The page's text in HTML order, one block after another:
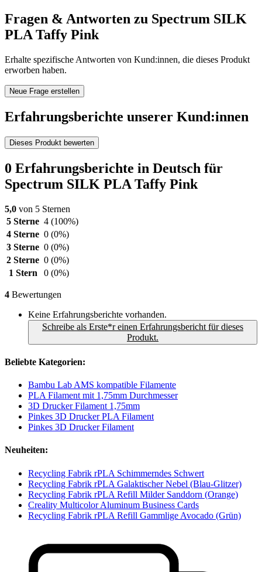
Fragen & Antworten zu Spectrum SILK
PLA Taffy Pink
Erhalte spezifische Antworten von Kund:innen, die dieses Produkt
erworben haben.
Neue Frage erstellen
Erfahrungsberichte unserer Kund:innen
Dieses Produkt bewerten
0 Erfahrungsberichte in Deutsch für
Spectrum SILK PLA Taffy Pink
5,0 von 5 Sternen
5 Sterne 4 (100%)
4 Sterne 0 (0%)
3 Sterne 0 (0%)
2 Sterne 0 (0%)
1 Stern
0 (0%)
4 Bewertungen
Keine Erfahrungsberichte vorhanden.
Schreibe als Erste*r einen Erfahrungsbericht für dieses
Produkt.
Beliebte Kategorien:
Bambu Lab AMS kompatible Filamente
PLA Filament mit 1,75mm Durchmesser
3D Drucker Filament 1,75mm
Pinkes 3D Drucker PLA Filament
Pinkes 3D Drucker Filament
Neuheiten:
Recycling Fabrik rPLA Schimmerndes Schwert
Recycling Fabrik rPLA Galaktischer Nebel (Blau-Glitzer)
Recycling Fabrik rPLA Refill Milder Sanddorn (Orange)
Creality Multicolor Aluminum Business Cards
Recycling Fabrik rPLA Refill Gammlige Avocado (Grün)